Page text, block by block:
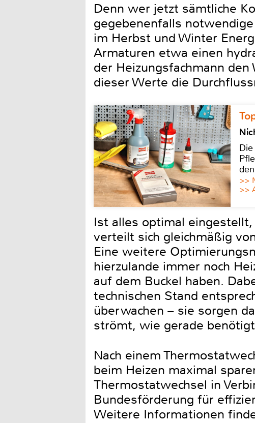
Denn wer jetzt sämtliche
gegebenenfalls
im Herbst und Winter
Armaturen etwa einen
der Heizungsfachmann
dieser Werte die
>>
>>
Ist alles optimal
verteilt sich gleichmäßig
Eine weitere
hierzulande immer noch
auf dem Buckel haben.
technischen Stand
überwachen – sie sorgen
strömt, wie gerade
Nach einem
beim Heizen maximal
Thermostatwechsel in
Bundesförderung für
Weitere Informationen